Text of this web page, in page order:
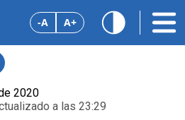
-A A+
2020
a las 23:29